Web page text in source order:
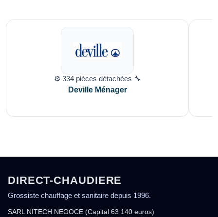
⚙️ 334 pièces détachées 🔧
Deville Ménager
DIRECT-CHAUDIERE
Grossiste chauffage et sanitaire depuis 1996.
SARL NITECH NEGOCE (Capital 63 140 euros)